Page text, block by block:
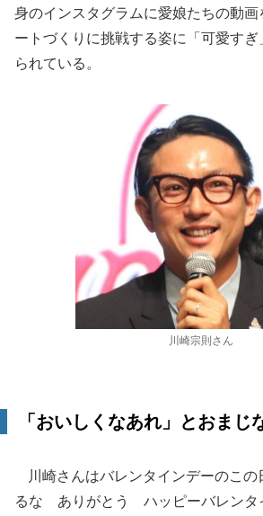
身のインスタグラムに愛娘たちの動
ートづくりに挑戦する姿に「可愛す
られている。
川崎宗則さん
「おいしくなあれ」とおまじ
川崎さんはバレンタインデーのこの
るな ありがとう ハッピーバレンタ